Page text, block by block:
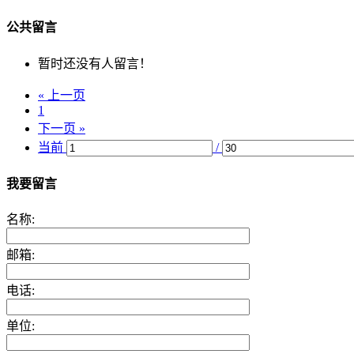
公共留言
暂时还没有人留言！
« 上一页
1
下一页 »
当前
/
我要留言
名称:
邮箱:
电话:
单位: